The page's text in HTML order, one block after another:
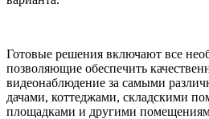
Готовые решения включают все
позволяющие обеспечить
видеонаблюдение за самыми
дачами, коттеджами, складскими
площадками и другими